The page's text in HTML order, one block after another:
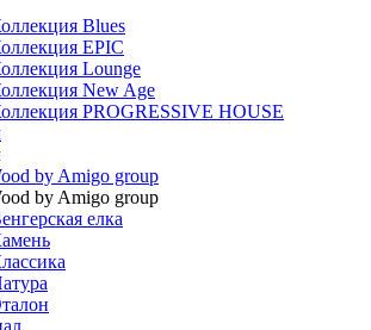
Blues
EPIC
Lounge
New Age
PROGRESSIVE HOUSE
by Amigo group
by Amigo group
елка